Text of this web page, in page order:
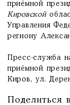
приёмной
Кировской
Управления
региону
Пресс-служба
приёмной
Киров, ул.
Поделиться в